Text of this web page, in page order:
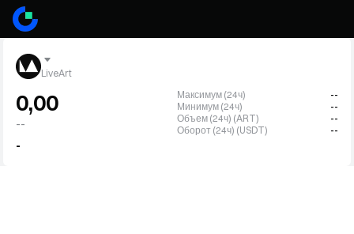
LiveArt
0,00
--
-
Максимум (24ч)
--
Минимум (24ч)
--
Объем (24ч) (ART)
--
Оборот (24ч) (USDT)
--